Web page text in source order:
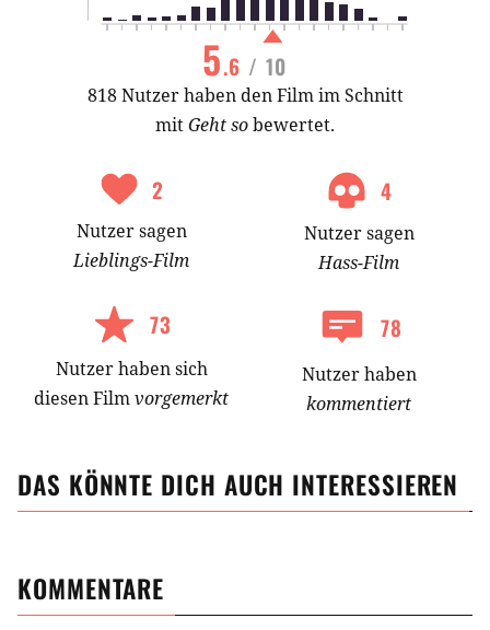
5.6 / 10
818 Nutzer haben den Film im Schnitt
mitGeht sobewertet.
2
Nutzersagen
Lieblings-Film
4
Nutzersagen
Hass-Film
73
Nutzerhabensich
diesen Filmvorgemerkt
78
Nutzer haben
kommentiert
DAS KÖNNTE DICH AUCH INTERESSIEREN
KOMMENTARE